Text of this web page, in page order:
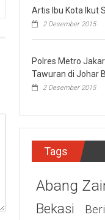
Artis Ibu Kota Ikut
2 Desember 2015
Polres Metro
Tawuran di Johar
2 Desember 2015
Tags
Abang
Bekasi